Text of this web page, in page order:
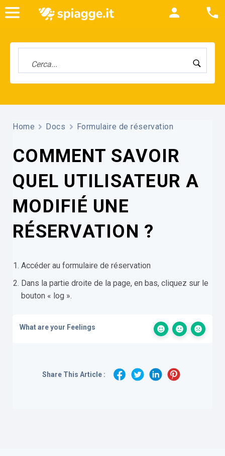
Home Docs Formulaire de réservation
COMMENT SAVOIR
QUEL UTILISATEUR A
MODIFIÉ UNE
RÉSERVATION ?
Accéder au formulaire de réservation
Dans la partie droite de la page, en bas, cliquez sur le
bouton « log ».
What are your Feelings
Share This Article :